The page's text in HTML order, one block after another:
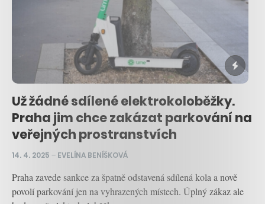
Už žádné sdílené elektrokoloběžky.
Praha jim chce zakázat parkování na
veřejných prostranstvích
14. 4. 2025 – EVELÍNA BENÍŠKOVÁ
Praha zavede sankce za špatně odstavená sdílená kola a nově
povolí parkování jen na vyhrazených místech. Úplný zákaz ale